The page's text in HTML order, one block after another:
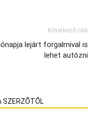
Következő cikk
lejárt forgalmival is
lehet autózni
SZERZŐTŐL